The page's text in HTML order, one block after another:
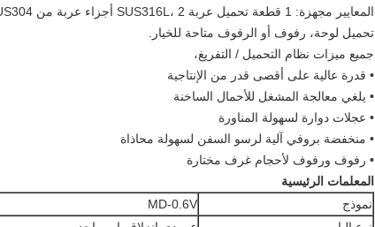
المعايير مجهزة: 1 قطعة تحميل عربة SUS316L، 2 أجزاء عربة من SUS304
تحميل لوحة، رفوف أو الرفوف متاحة للخيار.
جميع ميزات نظام التحميل / التفريغ،
• قدرة عالية على أقصى قدر من الإنتاجية
• يلغي معالجة المشغل للأحمال الساخنة
• عجلات دوارة لسهولة المناورة
• منخفضة بروفي آلية لرسو السفن لسهولة محاذاة
• رفوف ورفوف لأحجام غرف مختارة
المعلمات الرئيسية
نموذج
MD-0.6V